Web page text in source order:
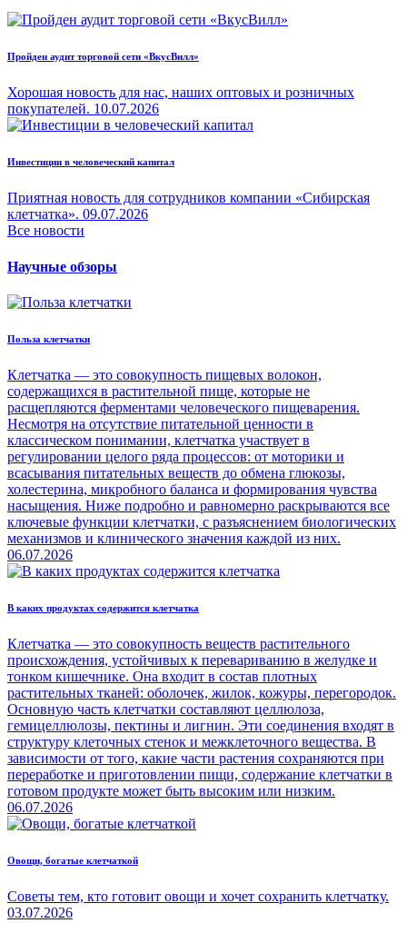
Пройден аудит торговой сети «ВкусВилл»
Хорошая новость для нас, наших оптовых и розничных
покупателей. 10.07.2026
Инвестиции в человеческий капитал
Приятная новость для сотрудников компании «Сибирская
клетчатка». 09.07.2026
Все новости
Научные обзоры
Польза клетчатки
Клетчатка — это совокупность пищевых волокон,
содержащихся в растительной пище, которые не
расщепляются ферментами человеческого пищеварения.
Несмотря на отсутствие питательной ценности в
классическом понимании, клетчатка участвует в
регулировании целого ряда процессов: от моторики и
всасывания питательных веществ до обмена глюкозы,
холестерина, микробного баланса и формирования чувства
насыщения. Ниже подробно и равномерно раскрываются все
ключевые функции клетчатки, с разъяснением биологических
механизмов и клинического значения каждой из них.
06.07.2026
В каких продуктах содержится клетчатка
Клетчатка — это совокупность веществ растительного
происхождения, устойчивых к перевариванию в желудке и
тонком кишечнике. Она входит в состав плотных
растительных тканей: оболочек, жилок, кожуры, перегородок.
Основную часть клетчатки составляют целлюлоза,
гемицеллюлозы, пектины и лигнин. Эти соединения входят в
структуру клеточных стенок и межклеточного вещества. В
зависимости от того, какие части растения сохраняются при
переработке и приготовлении пищи, содержание клетчатки в
готовом продукте может быть высоким или низким.
06.07.2026
Овощи, богатые клетчаткой
Советы тем, кто готовит овощи и хочет сохранить клетчатку.
03.07.2026